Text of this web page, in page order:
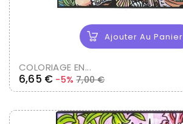
Ajouter Au Panier
COLORIAGE EN...
6,65 € Prix
de
-5% 7,00 €Prix